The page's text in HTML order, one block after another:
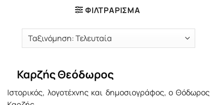
ΦΙΛΤΡΆΡΙΣΜΑ
Καρζής Θεόδωρος
Ιστορικός, λογοτέχνης και δημοσιογράφος, ο Θόδωρος